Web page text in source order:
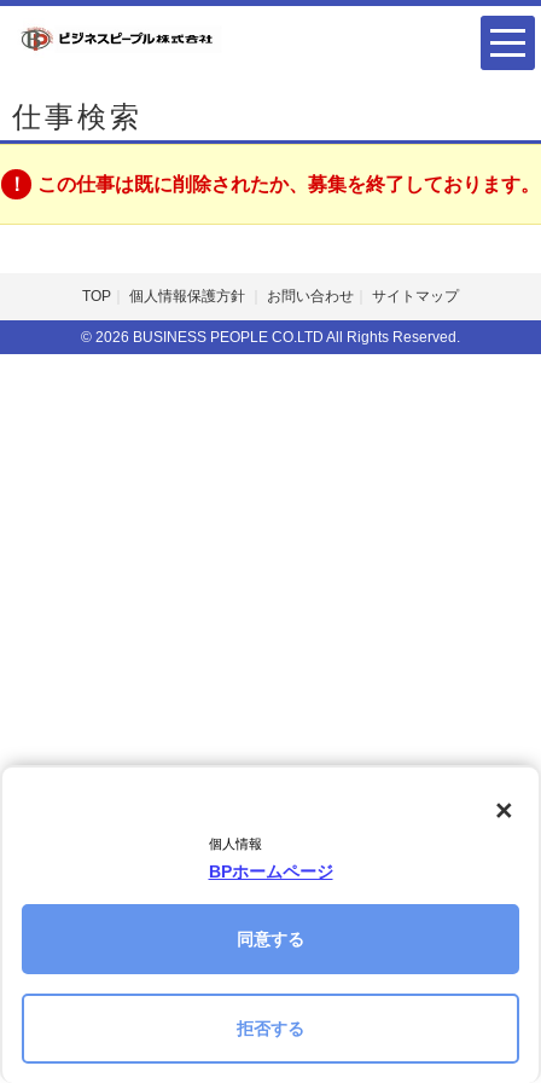
仕事検索
この仕事は既に削除されたか、募集を終了しております。
個人情報
BPホームページ
×
同意する
拒否する
TOP 個人情報保護方針 お問い合わせ サイトマップ
© 2026 BUSINESS PEOPLE CO.LTD All Rights Reserved.